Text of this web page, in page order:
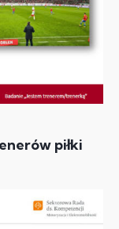
piłki